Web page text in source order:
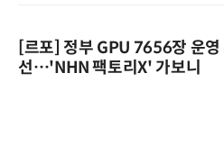
[르포] 정부 GPU 7656장 운영
선…'NHN 팩토리X' 가보니